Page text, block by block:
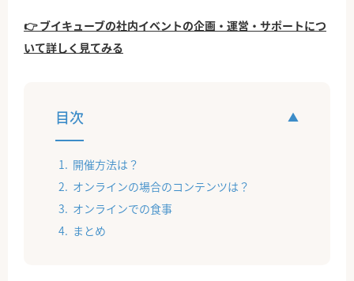
👉 ブイキューブの社内イベントの企画・運営・サポートにつ
いて詳しく見てみる
目次
開催方法は？
オンラインの場合のコンテンツは？
オンラインでの食事
まとめ